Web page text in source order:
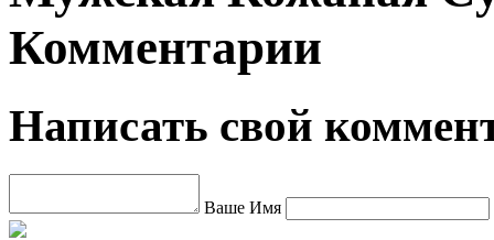
Комментарии
Написать свой
Ваше Имя